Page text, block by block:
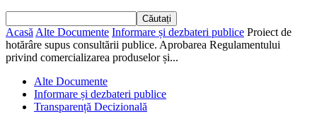
Acasă Alte Documente Informare și dezbateri publice Proiect de
hotărâre supus consultării publice. Aprobarea Regulamentului
privind comercializarea produselor și...
Alte Documente
Informare și dezbateri publice
Transparență Decizională